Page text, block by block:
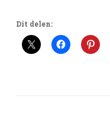
Dit delen: